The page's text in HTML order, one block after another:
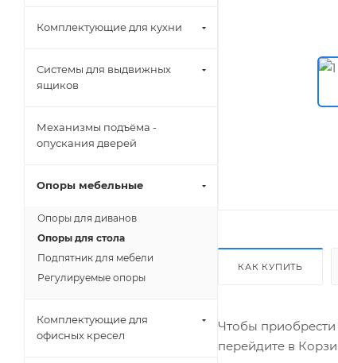
КАК КУПИТЬ
Чтобы приобрести
перейдите в
Комплектующие для кухни
Системы для выдвижных
ящиков
Механизмы подъёма -
опускания дверей
Опоры мебельные
Опоры для диванов
Опоры для стола
Подпятник для мебели
Регулируемые опоры
Комплектующие для
офисных кресел